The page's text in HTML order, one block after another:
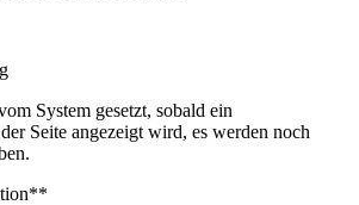
System gesetzt, sobald ein
Seite angezeigt wird, es werden noch